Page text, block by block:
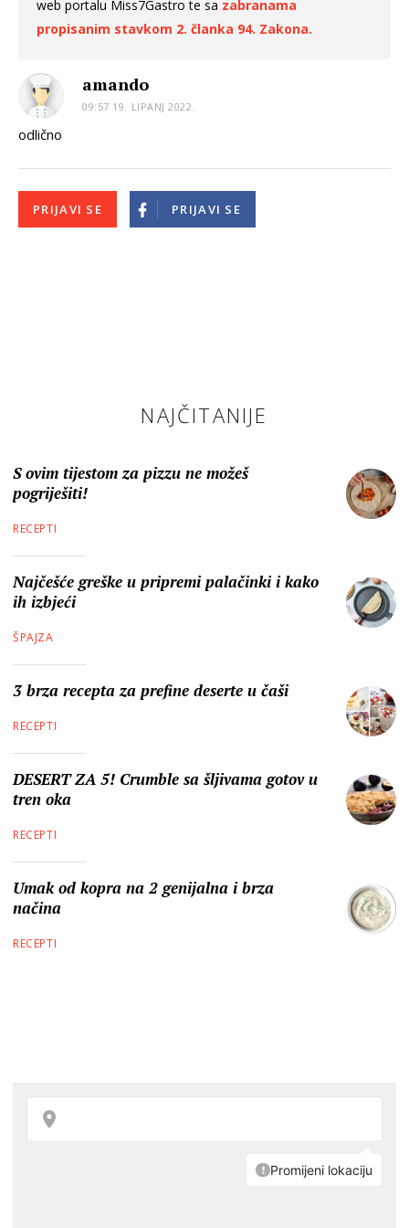
web portalu Miss7Gastro te sa zabranama
propisanim stavkom 2. članka 94. Zakona.
amando
09:57 19. LIPANJ 2022.
odlično
PRIJAVI SE PRIJAVI SE
NAJČITANIJE
S ovim tijestom za pizzu ne možeš
pogriješiti!
RECEPTI
Najčešće greške u pripremi palačinki i kako
ih izbjeći
ŠPAJZA
3 brza recepta za prefine deserte u čaši
RECEPTI
DESERT ZA 5! Crumble sa šljivama gotov u
tren oka
RECEPTI
Umak od kopra na 2 genijalna i brza
načina
RECEPTI